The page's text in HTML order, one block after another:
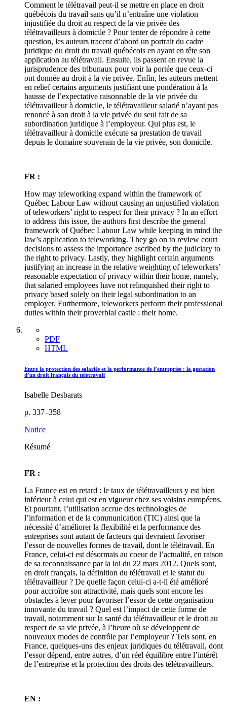
Comment le télétravail peut-il se mettre en place en droit
québécois du travail sans qu’il n’entraîne une violation
injustifiée du droit au respect de la vie privée des
télétravailleurs à domicile ? Pour tenter de répondre à cette
question, les auteurs tracent d’abord un portrait du cadre
juridique du droit du travail québécois en ayant en tête son
application au télétravail. Ensuite, ils passent en revue la
jurisprudence des tribunaux pour voir la portée que ceux-ci
ont donnée au droit à la vie privée. Enfin, les auteurs mettent
en relief certains arguments justifiant une pondération à la
hausse de l’expectative raisonnable de la vie privée du
télétravailleur à domicile, le télétravailleur salarié n’ayant pas
renoncé à son droit à la vie privée du seul fait de sa
subordination juridique à l’employeur. Qui plus est, le
télétravailleur à domicile exécute sa prestation de travail
depuis le domaine souverain de la vie privée, son domicile.
FR :
How may teleworking expand within the framework of
Québec Labour Law without causing an unjustified violation
of teleworkers’ right to respect for their privacy ? In an effort
to address this issue, the authors first describe the general
framework of Québec Labour Law while keeping in mind the
law’s application to teleworking. They go on to review court
decisions to assess the importance ascribed by the judiciary to
the right to privacy. Lastly, they highlight certain arguments
justifying an increase in the relative weighting of teleworkers’
reasonable expectation of privacy within their home, namely,
that salaried employees have not relinquished their right to
privacy based solely on their legal subordination to an
employer. Furthermore, teleworkers perform their professional
duties within their proverbial castle : their home.
PDF
HTML
Entre la protection des salariés et la performance de l’entreprise : la gestation
d’un droit français du télétravail
Isabelle Desbarats
p. 337–358
Notice
Résumé
FR :
La France est en retard : le taux de télétravailleurs y est bien
inférieur à celui qui est en vigueur chez ses voisins européens.
Et pourtant, l’utilisation accrue des technologies de
l’information et de la communication (TIC) ainsi que la
nécessité d’améliorer la flexibilité et la performance des
entreprises sont autant de facteurs qui devraient favoriser
l’essor de nouvelles formes de travail, dont le télétravail. En
France, celui-ci est désormais au coeur de l’actualité, en raison
de sa reconnaissance par la loi du 22 mars 2012. Quels sont,
en droit français, la définition du télétravail et le statut du
télétravailleur ? De quelle façon celui-ci a-t-il été amélioré
pour accroître son attractivité, mais quels sont encore les
obstacles à lever pour favoriser l’essor de cette organisation
innovante du travail ? Quel est l’impact de cette forme de
travail, notamment sur la santé du télétravailleur et le droit au
respect de sa vie privée, à l’heure où se développent de
nouveaux modes de contrôle par l’employeur ? Tels sont, en
France, quelques-uns des enjeux juridiques du télétravail, dont
l’essor dépend, entre autres, d’un réel équilibre entre l’intérêt
de l’entreprise et la protection des droits des télétravailleurs.
EN :